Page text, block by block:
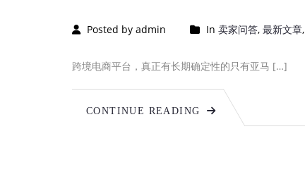
Posted by admin In 卖家问答, 最新文章,
跨境电商平台，真正有长期确定性的只有亚马 […]
CONTINUE READING